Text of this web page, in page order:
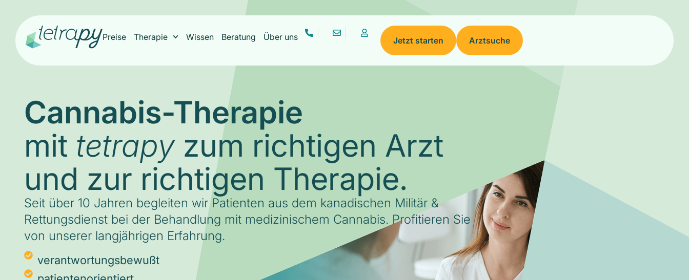
Preise Therapie Wissen Beratung Über uns Jetzt starten Arztsuche
Cannabis-Therapie
mit tetrapyzum richtigen Arzt
und zur richtigen Therapie.
Seit über 10 Jahren begleiten wir Patienten aus dem kanadischen Militär &
Rettungsdienst bei der Behandlung mit medizinischem Cannabis. Profitieren Sie
von unserer langjährigen Erfahrung.
verantwortungsbewußt